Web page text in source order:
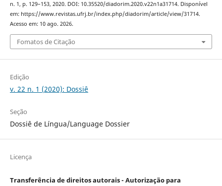
n. 1, p. 129–153, 2020. DOI: 10.35520/diadorim.2020.v22n1a31714. Disponível
em: https://www.revistas.ufrj.br/index.php/diadorim/article/view/31714.
Acesso em: 10 ago. 2026.
Fomatos de Citação
Edição
v. 22 n. 1 (2020): Dossiê
Seção
Dossiê de Língua/Language Dossier
Licença
Transferência de direitos autorais - Autorização para